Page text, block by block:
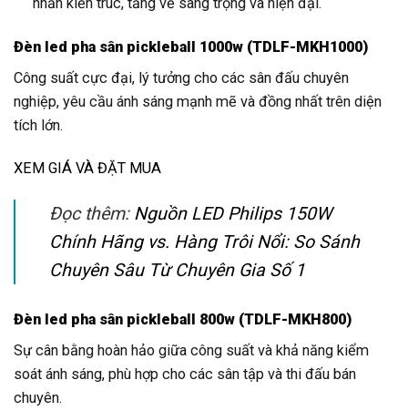
nhấn kiến trúc, tăng vẻ sang trọng và hiện đại.
Đèn led pha sân pickleball 1000w (TDLF-MKH1000)
Công suất cực đại, lý tưởng cho các sân đấu chuyên
nghiệp, yêu cầu ánh sáng mạnh mẽ và đồng nhất trên diện
tích lớn.
XEM GIÁ VÀ ĐẶT MUA
Đọc thêm: Nguồn LED Philips 150W
Chính Hãng vs. Hàng Trôi Nổi: So Sánh
Chuyên Sâu Từ Chuyên Gia Số 1
Đèn led pha sân pickleball 800w (TDLF-MKH800)
Sự cân bằng hoàn hảo giữa công suất và khả năng kiểm
soát ánh sáng, phù hợp cho các sân tập và thi đấu bán
chuyên.